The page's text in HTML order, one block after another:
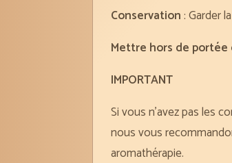
Conservation : Garder
Mettre hors de
IMPORTANT
Si vous n’avez pas les
nous vous
aromathérapie.